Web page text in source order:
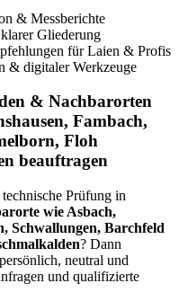
& Messberichte
Gliederung
für Laien & Profis
& digitaler Werkzeuge
& Nachbarorten
Fambach,
Floh
beauftragen
Prüfung in
wie Asbach,
Schwallungen, Barchfeld
? Dann
neutral und
und qualifizierte